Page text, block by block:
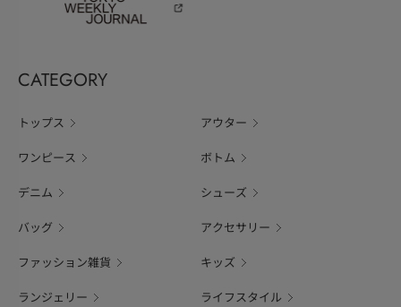
CATEGORY
トップス アウター
ワンピース ボトム
デニム シューズ
バッグ アクセサリー
ファッション雑貨 キッズ
ランジェリー ライフスタイル